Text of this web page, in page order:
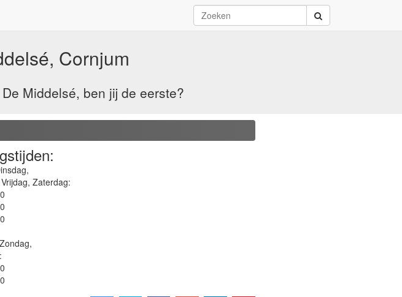
Cornjum
Middelsé, ben jij de eerste?
Zaterdag: